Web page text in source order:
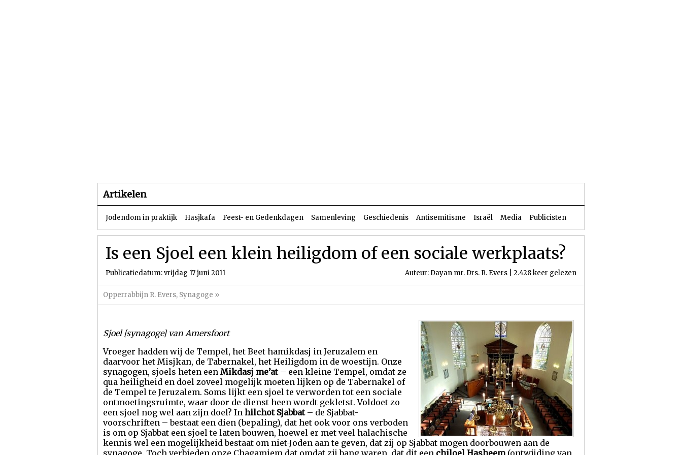
Artikelen
Jodendom in praktijk Hasjkafa Feest- en Gedenkdagen Samenleving Geschiedenis Antisemitisme Israël Media Publicisten
Is een Sjoel een klein heiligdom of een sociale werkplaats?
Publicatiedatum: vrijdag 17 juni 2011 Auteur: Dayan mr. Drs. R. Evers | 2.428 keer gelezen
Opperrabbijn R. Evers, Synagoge »
Sjoel [synagoge] van Amersfoort
Vroeger hadden wij de Tempel, het Beet hamikdasj in Jeruzalem en
daarvoor het Misjkan, de Tabernakel, het Heiligdom in de woestijn. Onze
synagogen, sjoels heten een Mikdasj me’at– een kleine Tempel, omdat ze
qua heiligheid en doel zoveel mogelijk moeten lijken op de Tabernakel of
de Tempel te Jeruzalem. Soms lijkt een sjoel te verworden tot een sociale
ontmoetingsruimte, waar door de dienst heen wordt gekletst. Voldoet zo
een sjoel nog wel aan zijn doel? In hilchot Sjabbat– de Sjabbat-
voorschriften – bestaat een dien (bepaling), dat het ook voor ons verboden
is om op Sjabbat een sjoel te laten bouwen, hoewel er met veel halachische
kennis wel een mogelijkheid bestaat om niet-Joden aan te geven, dat zij op Sjabbat mogen doorbouwen aan de
synagoge. Toch verbieden onze Chagamiem dat omdat zij bang waren, dat dit een chiloel Hasheem (ontwijding van